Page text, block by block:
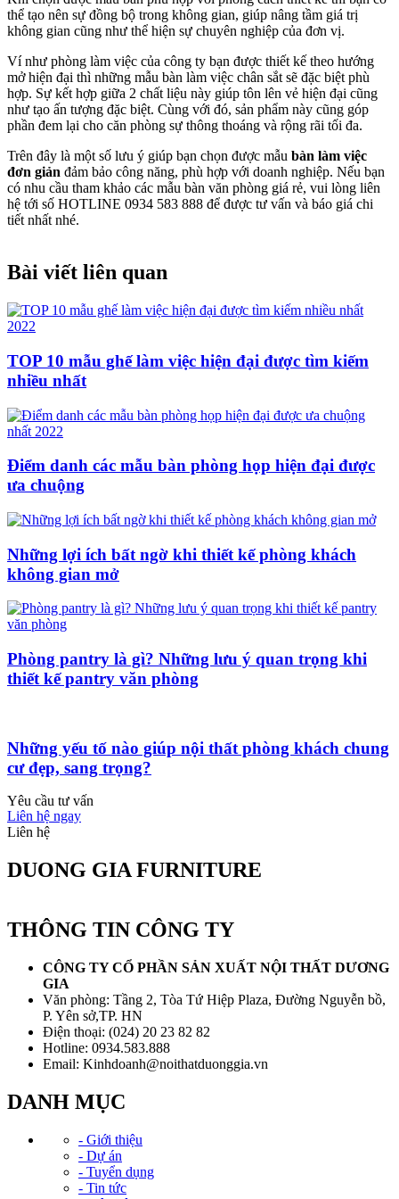
thể tạo nên sự đồng bộ trong không gian, giúp nâng tầm giá trị
không gian cũng như thể hiện sự chuyên nghiệp của đơn vị.
Ví như phòng làm việc của công ty bạn được thiết kế theo hướng
mở hiện đại thì những mẫu bàn làm việc chân sắt sẽ đặc biệt phù
hợp. Sự kết hợp giữa 2 chất liệu này giúp tôn lên vẻ hiện đại cũng
như tạo ấn tượng đặc biệt. Cùng với đó, sản phẩm này cũng góp
phần đem lại cho căn phòng sự thông thoáng và rộng rãi tối đa.
Trên đây là một số lưu ý giúp bạn chọn được mẫu bàn làm việc
đơn giản đảm bảo công năng, phù hợp với doanh nghiệp. Nếu bạn
có nhu cầu tham khảo các mẫu bàn văn phòng giá rẻ, vui lòng liên
hệ tới số HOTLINE 0934 583 888 để được tư vấn và báo giá chi
tiết nhất nhé.
Bài viết liên quan
TOP 10 mẫu ghế làm việc hiện đại được tìm kiếm
nhiều nhất
Điểm danh các mẫu bàn phòng họp hiện đại được
ưa chuộng
Những lợi ích bất ngờ khi thiết kế phòng khách
không gian mở
Phòng pantry là gì? Những lưu ý quan trọng khi
thiết kế pantry văn phòng
Những yếu tố nào giúp nội thất phòng khách chung
cư đẹp, sang trọng?
Yêu cầu tư vấn
Liên hệ ngay
Liên hệ
DUONG GIA FURNITURE
THÔNG TIN CÔNG TY
CÔNG TY CỔ PHẦN SẢN XUẤT NỘI THẤT DƯƠNG
GIA
Văn phòng: Tầng 2, Tòa Tứ Hiệp Plaza, Đường Nguyễn bồ,
P. Yên sở,TP. HN
Điện thoại: (024) 20 23 82 82
Hotline: 0934.583.888
Email: Kinhdoanh@noithatduonggia.vn
DANH MỤC
- Giới thiệu
- Dự án
- Tuyển dụng
- Tin tức